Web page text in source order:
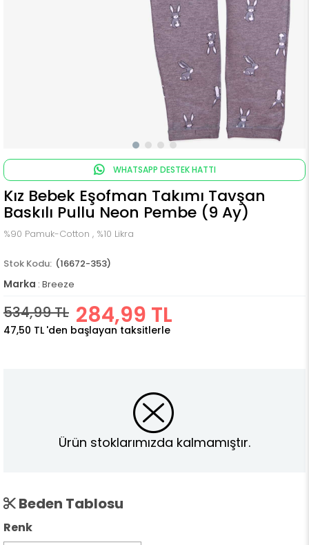
WHATSAPP DESTEK HATTI
Kız Bebek Eşofman Takımı Tavşan
Baskılı Pullu Neon Pembe (9 Ay)
%90 Pamuk-Cotton , %10 Likra
(16672-353)
Marka : Breeze
534,99 TL 284,99 TL
47,50 TL 'den başlayan taksitlerle
Ürün stoklarımızda kalmamıştır.
Beden Tablosu
Renk